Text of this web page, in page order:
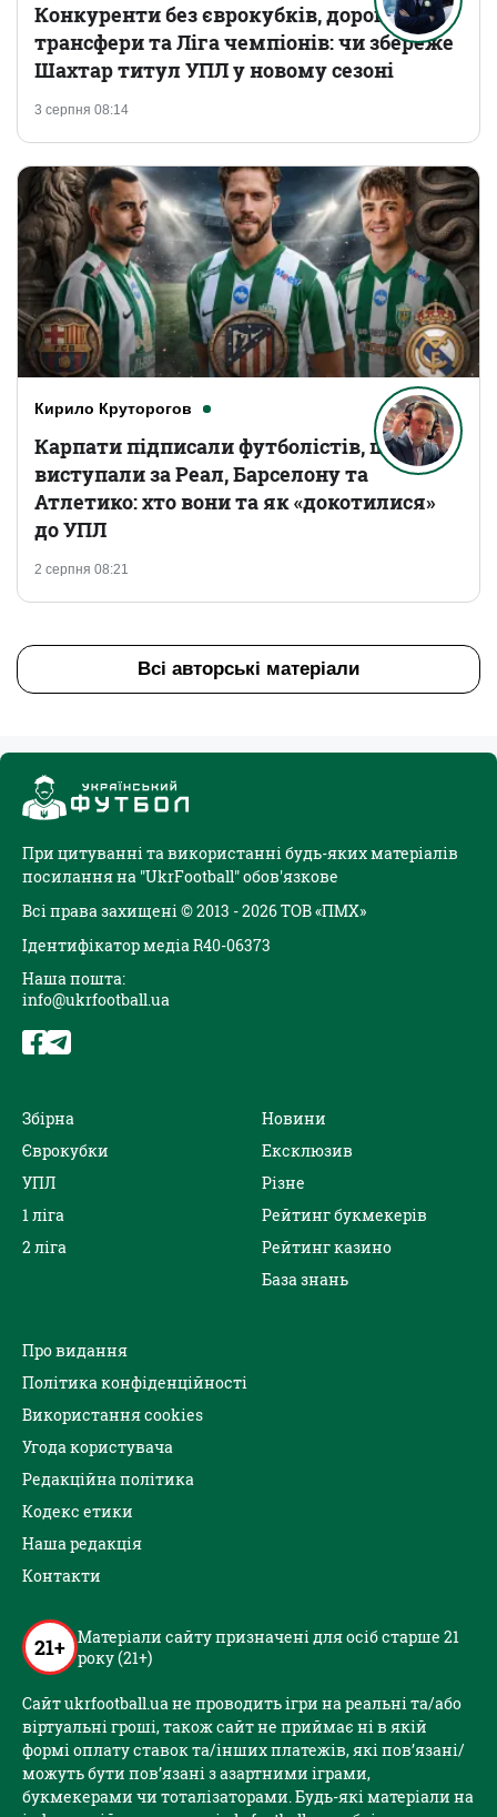
3 серпня 08:14
Конкуренти без єврокубків, дорогі
трансфери та Ліга чемпіонів: чи збереже
Шахтар титул УПЛ у новому сезоні
Кирило Круторогов
2 серпня 08:21
Карпати підписали футболістів, що
виступали за Реал, Барселону та
Атлетико: хто вони та як «докотилися»
до УПЛ
Всі авторські матеріали
При цитуванні та використанні будь-яких матеріалів
посилання на "UkrFootball" обов'язкове
Всі права захищені © 2013 - 2026 ТОВ «ПМХ»
Ідентифікатор медіа R40-06373
Наша пошта:
info@ukrfootball.ua
Збірна
Єврокубки
УПЛ
1 ліга
2 ліга
Новини
Ексклюзив
Різне
Рейтинг букмекерів
Рейтинг казино
База знань
Про видання
Політика конфіденційності
Використання cookies
Угода користувача
Редакційна політика
Кодекс етики
Наша редакція
Контакти
21+ Матеріали сайту призначені для осіб старше 21
року (21+)
Сайт ukrfootball.ua не проводить ігри на реальні та/або
віртуальні гроші, також сайт не приймає ні в якій
формі оплату ставок та/інших платежів, які пов’язані/
можуть бути пов’язані з азартними іграми,
букмекерами чи тоталізаторами. Будь-які матеріали на